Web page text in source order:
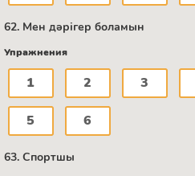
62. Мен дәрігер боламын
Упражнения
1 2 3
5 6
63. Спортшы